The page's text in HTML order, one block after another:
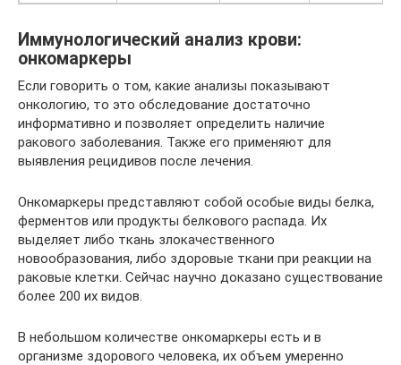
Иммунологический анализ крови:
онкомаркеры
Если говорить о том, какие анализы показывают
онкологию, то это обследование достаточно
информативно и позволяет определить наличие
ракового заболевания. Также его применяют для
выявления рецидивов после лечения.
Онкомаркеры представляют собой особые виды белка,
ферментов или продукты белкового распада. Их
выделяет либо ткань злокачественного
новообразования, либо здоровые ткани при реакции на
раковые клетки. Сейчас научно доказано существование
более 200 их видов.
В небольшом количестве онкомаркеры есть и в
организме здорового человека, их объем умеренно